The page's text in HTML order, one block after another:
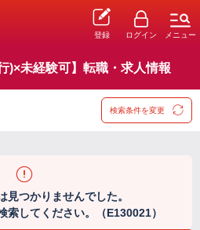
登録 ログイン メニュー
)×未経験可】転職・求人情報
検索条件を変更
見つかりませんでした。
索してください。（E130021）